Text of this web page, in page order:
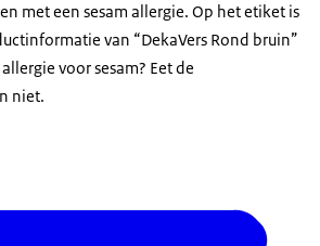
met een sesam allergie. Op het etiket is
van “DekaVers Rond bruin”
voor sesam? Eet de
niet.